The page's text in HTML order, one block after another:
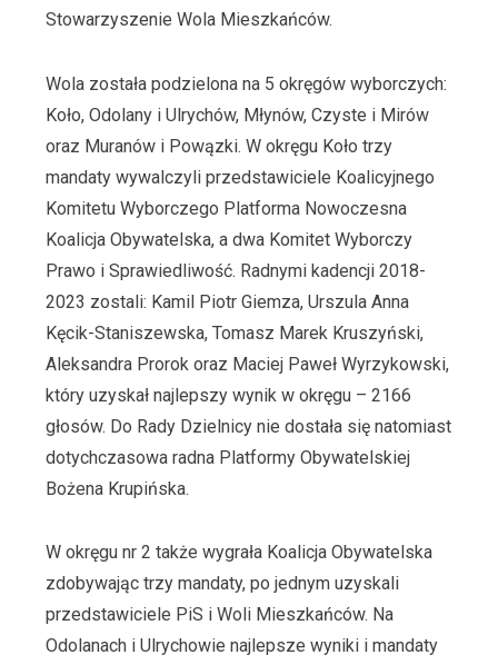
Stowarzyszenie Wola Mieszkańców.
Wola została podzielona na 5 okręgów wyborczych:
Koło, Odolany i Ulrychów, Młynów, Czyste i Mirów
oraz Muranów i Powązki. W okręgu Koło trzy
mandaty wywalczyli przedstawiciele Koalicyjnego
Komitetu Wyborczego Platforma Nowoczesna
Koalicja Obywatelska, a dwa Komitet Wyborczy
Prawo i Sprawiedliwość. Radnymi kadencji 2018-
2023 zostali: Kamil Piotr Giemza, Urszula Anna
Kęcik-Staniszewska, Tomasz Marek Kruszyński,
Aleksandra Prorok oraz Maciej Paweł Wyrzykowski,
który uzyskał najlepszy wynik w okręgu – 2166
głosów. Do Rady Dzielnicy nie dostała się natomiast
dotychczasowa radna Platformy Obywatelskiej
Bożena Krupińska.
W okręgu nr 2 także wygrała Koalicja Obywatelska
zdobywając trzy mandaty, po jednym uzyskali
przedstawiciele PiS i Woli Mieszkańców. Na
Odolanach i Ulrychowie najlepsze wyniki i mandaty